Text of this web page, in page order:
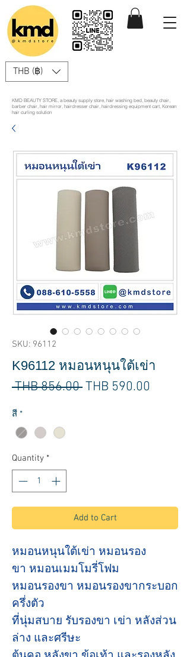
THB (฿)
KMD BEAUTY STORE, a beauty supply store, hair washing bed, beauty chair,
barber chair, hair mirror, hairdresser chair, hairdressing equipment cart, Korean
hair curling solution
SKU: 96112
K96112 หมอนหนุนใต้เข่า
THB 856.00 Regular
THB 590.00
สี *
Quantity *
Add to Cart
หมอนหนุนใต้เข่า หมอนรอง
ขา หมอนเมมโมรี่โฟม
หมอนรองขา หมอนรองขากระบอก
ครึ่งตัว
ที่นุ่มสบาย รับรองขา เข่า หลังส่วน
ล่าง และศรีษะ